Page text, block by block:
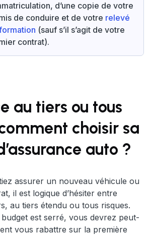
d’une copie de votre
de conduire et de votre relevé
(sauf s’il s’agit de votre
contrat).
au tiers ou tous
choisir sa
auto ?
assurer un nouveau véhicule ou
il est logique d’hésiter entre
au tiers étendu ou tous risques.
est serré, vous devrez peut-
vous rabattre sur la première